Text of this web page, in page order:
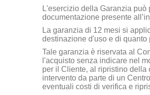
L'esercizio della Garanzia
documentazione presente
La garanzia di 12 mesi si
destinazione d'uso e di
Tale garanzia è riservata al
l'acquisto senza indicare nel
per il Cliente, al ripristino della
intervento da parte di un
eventuali costi di verifica e